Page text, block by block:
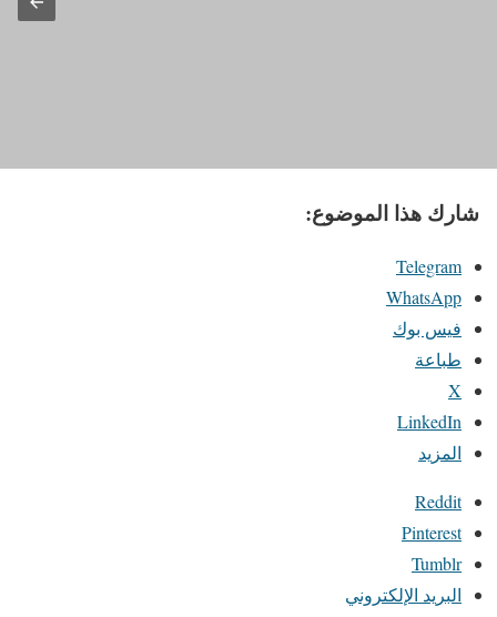
شارك هذا الموضوع:
Telegram
WhatsApp
فيس بوك
طباعة
X
LinkedIn
المزيد
Reddit
Pinterest
Tumblr
البريد الإلكتروني